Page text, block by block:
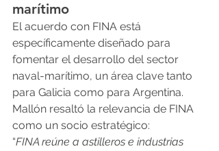
marítimo
El acuerdo con FINA está
específicamente diseñado para
fomentar el desarrollo del sector
naval-marítimo, un área clave tanto
para Galicia como para Argentina.
Mallón resaltó la relevancia de FINA
como un socio estratégico:
“FINA reúne a astilleros e industrias